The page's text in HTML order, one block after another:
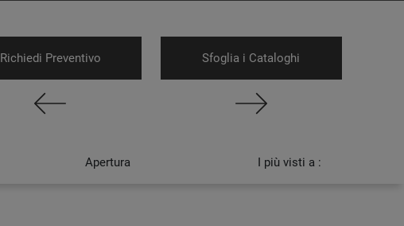
Richiedi Preventivo Sfoglia i Cataloghi
Apertura I più visti a :